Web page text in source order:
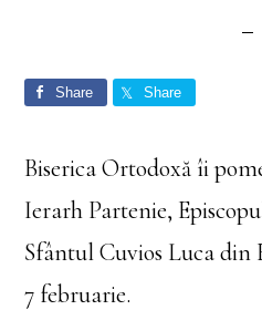
Share Share
Biserica Ortodoxă îi
Ierarh Partenie,
Sfântul Cuvios Luca din
7 februarie.